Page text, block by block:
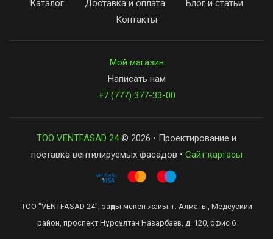
Каталог Доставка и оплата
Блог и статьи
Контакты
Мой магазин
Написать нам
+7 (777) 377-33-00
ТОО VENTFASAD 24© 2026 • Проектирование и
поставка вентилируемых фасадов • Сайт картасы
ТОО "VENTFASAD 24", заңды мекен-жайы: г. Алматы, Медеуский
район, проспект Нұрсұлтан Назарбаев, д. 120, офис 6